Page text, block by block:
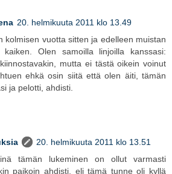
20. helmikuuta 2011 klo 13.49
kolmisen vuotta sitten ja edelleen muistan
kaiken. Olen samoilla linjoilla kanssasi:
mutta ei tästä oikein voinut
ehkä osin siitä että olen äiti, tämän
ja pelotti, ahdisti.
20. helmikuuta 2011 klo 13.51
tämän lukeminen on ollut varmasti
paikoin ahdisti, eli tämä tunne oli kyllä